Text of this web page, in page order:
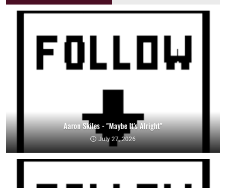
Aaron Skiles - "Maybe It's Alright"
July 27, 2026